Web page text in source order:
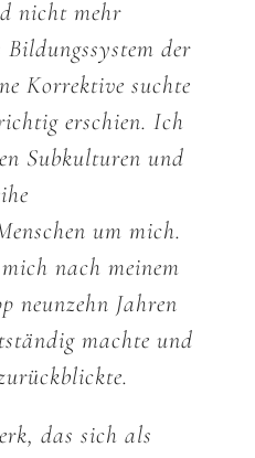
nicht mehr
Bildungssystem der
Korrektive suchte
erschien. Ich
Subkulturen und
um mich.
nach meinem
neunzehn Jahren
machte und
das sich als